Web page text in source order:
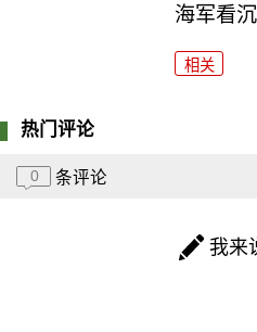
海军看
相关
热门评论
0 条评论
我来